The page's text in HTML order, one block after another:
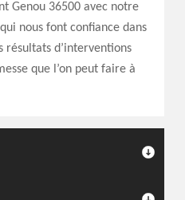
Genou 36500 avec notre
nous font confiance dans
résultats d’interventions
que l’on peut faire à